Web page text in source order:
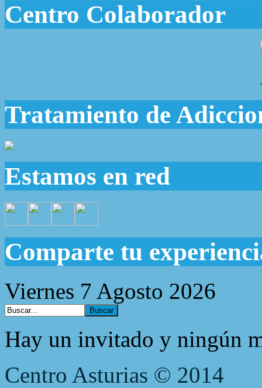
Centro Colaborador
Tratamiento de
Estamos en red
Comparte tu
Viernes 7 Agosto 2026
Hay un invitado y ningún
Centro Asturias © 2014